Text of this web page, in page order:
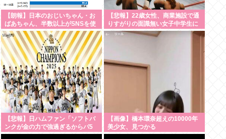
【朗報】日本のおじいちゃん・お
ばあちゃん、半数以上がSNSを使
いこなしていたwww
【悲報】22歳女性、商業施設で通
りすがりの面識無い女子中学生に
ラリアットして逮捕される
【悲報】日ハムファン「ソフトバ
ンクが金の力で強過ぎるからパ5
球団ファンはdocomoかauにして
【画像】橋本環奈超えの10000年
美少女、見つかる